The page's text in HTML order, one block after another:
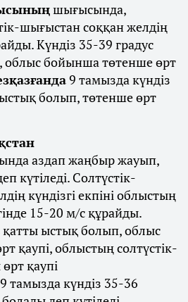
шығысында,
шығыстан соққан желдің
Күндіз 35-39 градус
облыс бойынша төтенше өрт
9 тамызда күндіз
болып, төтенше өрт
аздап жаңбыр жауып,
күтіледі. Солтүстік-
күндізгі екпіні облыстың
15-20 м/с құрайды.
қатты ыстық болып, облыс
қаупі, облыстың солтүстік-
қаупі
9 тамызда күндіз 35-36